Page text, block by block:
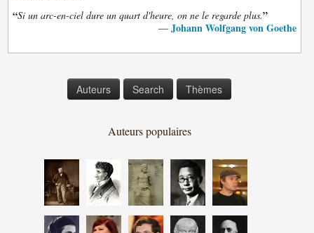
“Si un arc-en-ciel dure un quart d'heure, on ne le regarde plus.”
— Johann Wolfgang von Goethe
Auteurs Search Thèmes
Auteurs populaires